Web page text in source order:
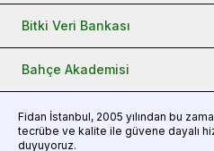
Bitki Veri Bankası
Bahçe Akademisi
Fidan İstanbul, 2005 yılından bu
tecrübe ve kalite ile güvene dayalı
duyuyoruz.